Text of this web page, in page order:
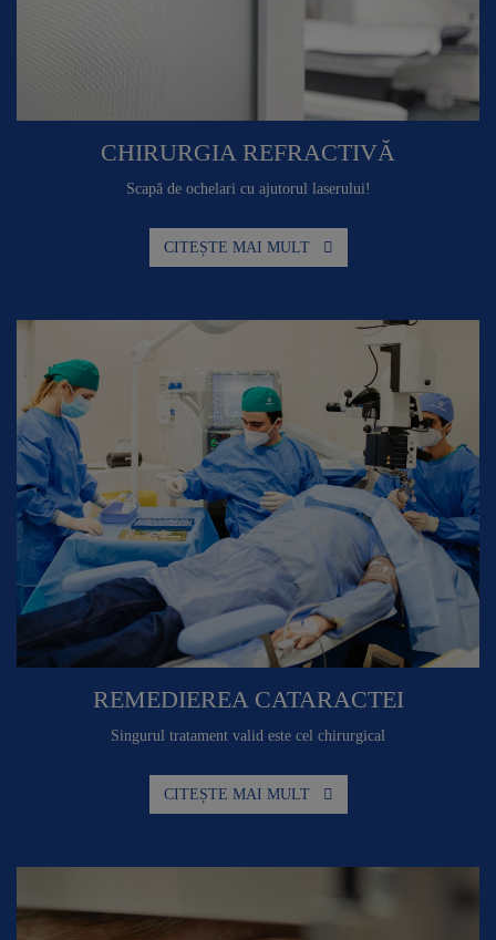
CHIRURGIA REFRACTIVĂ
Scapă de ochelari cu ajutorul laserului!
CITEȘTE MAI MULT
REMEDIEREA CATARACTEI
Singurul tratament valid este cel chirurgical
CITEȘTE MAI MULT